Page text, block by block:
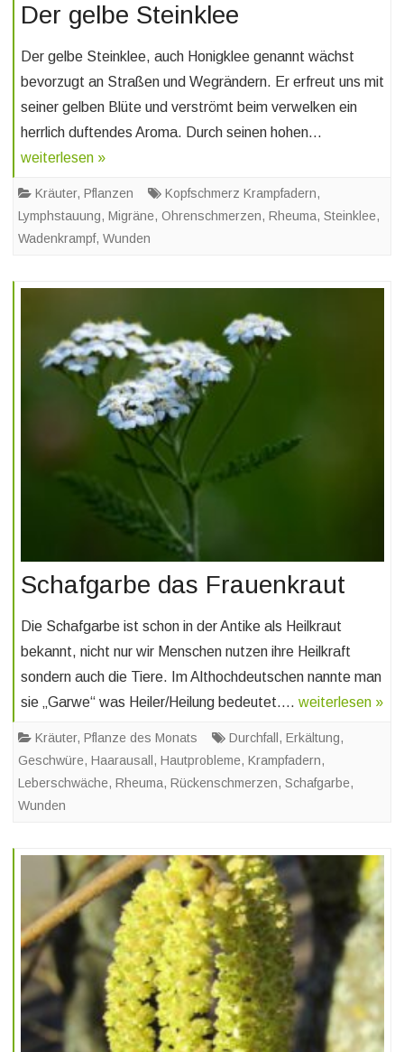
Der gelbe Steinklee
Der gelbe Steinklee, auch Honigklee genannt wächst
bevorzugt an Straßen und Wegrändern. Er erfreut uns mit
seiner gelben Blüte und verströmt beim verwelken ein
herrlich duftendes Aroma. Durch seinen hohen…
weiterlesen »
Kräuter, Pflanzen Kopfschmerz Krampfadern,
Lymphstauung, Migräne, Ohrenschmerzen, Rheuma, Steinklee,
Wadenkrampf, Wunden
Schafgarbe das Frauenkraut
Die Schafgarbe ist schon in der Antike als Heilkraut
bekannt, nicht nur wir Menschen nutzen ihre Heilkraft
sondern auch die Tiere. Im Althochdeutschen nannte man
sie „Garwe“ was Heiler/Heilung bedeutet…. weiterlesen »
Kräuter, Pflanze des Monats Durchfall, Erkältung,
Geschwüre, Haarausall, Hautprobleme, Krampfadern,
Leberschwäche, Rheuma, Rückenschmerzen, Schafgarbe,
Wunden